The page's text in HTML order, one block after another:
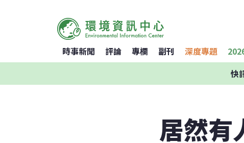
時事新聞 評論 專欄 副刊 深度專題
快
居然有